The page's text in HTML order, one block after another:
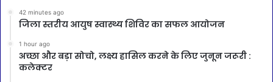
42 minutes ago
जिला स्तरीय आयुष स्वास्थ्य शिविर का सफल आयोजन
1 hour ago
अच्छा और बड़ा सोचो, लक्ष्य हासिल करने के लिए जुनून जरूरी :
कलेक्टर